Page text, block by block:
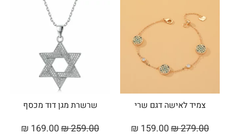
צמיד לאישה דגם שרי
279.00
₪
159.00
₪
שרשרת מגן דוד מכסף
259.00
₪
169.00
₪